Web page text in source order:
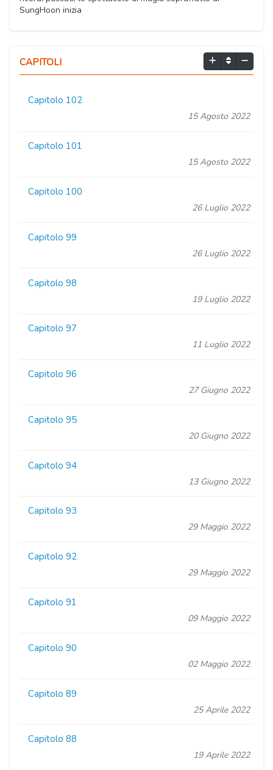
SungHoon inizia
CAPITOLI
Capitolo 102
15 Agosto 2022
Capitolo 101
15 Agosto 2022
Capitolo 100
26 Luglio 2022
Capitolo 99
26 Luglio 2022
Capitolo 98
19 Luglio 2022
Capitolo 97
11 Luglio 2022
Capitolo 96
27 Giugno 2022
Capitolo 95
20 Giugno 2022
Capitolo 94
13 Giugno 2022
Capitolo 93
29 Maggio 2022
Capitolo 92
29 Maggio 2022
Capitolo 91
09 Maggio 2022
Capitolo 90
02 Maggio 2022
Capitolo 89
25 Aprile 2022
Capitolo 88
19 Aprile 2022